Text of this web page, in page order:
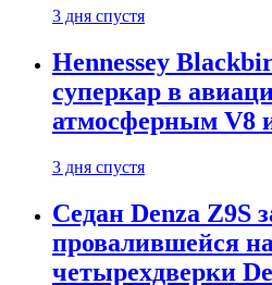
3 дня спустя
Hennessey
суперкар в
атмосферным
3 дня спустя
Седан Denza Z9S
провалившейся
четырехдверки